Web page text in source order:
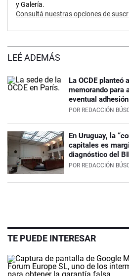
y Galería.
Consultá nuestras opciones de
LEÉ ADEMÁS
La OCDE planteó
memorando para
eventual adhesión
POR REDACCIÓN
En Uruguay, la
capitales es
diagnóstico del
POR REDACCIÓN
TE PUEDE INTERESAR